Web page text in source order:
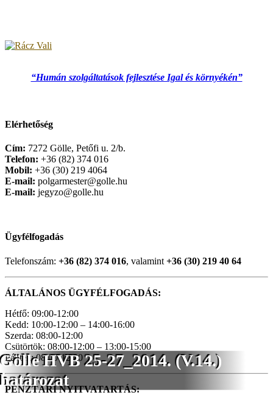
Gölle HVB 25-27_2014. (V.14.)
határozat
“Humán szolgáltatások fejlesztése Igal és környékén”
Elérhetőség
Cím: 7272 Gölle, Petőfi u. 2/b.
Telefon: +36 (82) 374 016
Mobil: +36 (30) 219 4064
E-mail: polgarmester@golle.hu
E-mail: jegyzo@golle.hu
Ügyfélfogadás
Telefonszám: +36 (82) 374 016, valamint +36 (30) 219 40 64
ÁLTALÁNOS ÜGYFÉLFOGADÁS:
Hétfő: 09:00-12:00
Kedd: 10:00-12:00 – 14:00-16:00
Szerda: 08:00-12:00
Csütörtök: 08:00-12:00 – 13:00-15:00
Péntek: 08:00-12:00
PÉNZTÁRI NYITVATARTÁS: